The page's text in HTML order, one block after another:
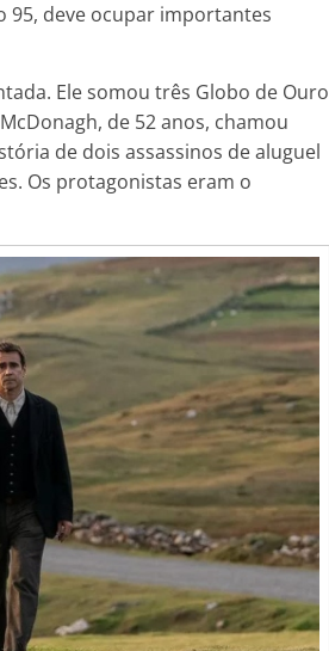
95, deve ocupar importantes
Ele somou três Globo de Ouro
de 52 anos, chamou
de dois assassinos de aluguel
Os protagonistas eram o